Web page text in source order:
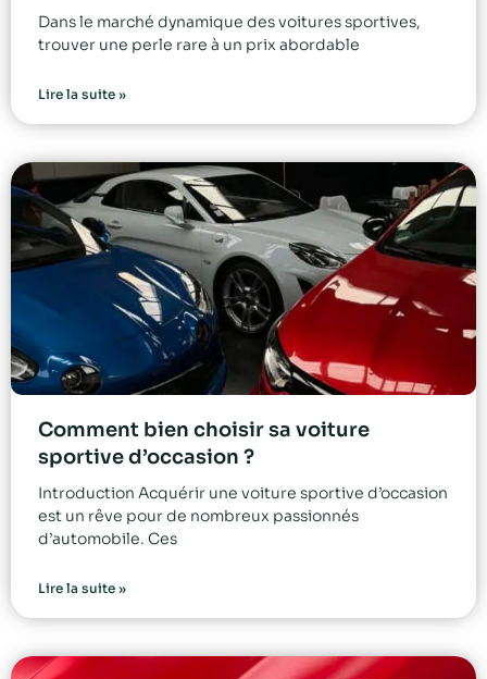
Dans le marché dynamique des voitures sportives,
trouver une perle rare à un prix abordable
Lire la suite »
Comment bien choisir sa voiture
sportive d’occasion ?
Introduction Acquérir une voiture sportive d’occasion
est un rêve pour de nombreux passionnés
d’automobile. Ces
Lire la suite »